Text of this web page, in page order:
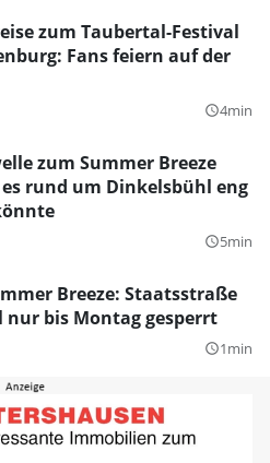
zum Taubertal-Festival
Fans feiern auf der
query_builder4min
zum Summer Breeze
es rund um Dinkelsbühl eng
query_builder5min
Breeze: Staatsstraße
nur bis Montag gesperrt
query_builder1min